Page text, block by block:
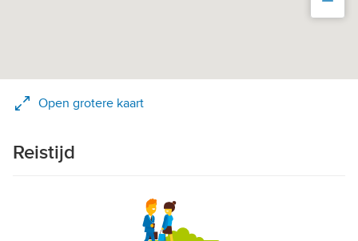
Open grotere kaart
Reistijd